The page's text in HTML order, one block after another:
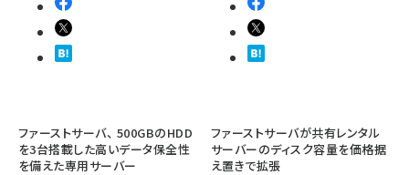
ファーストサーバ、 500GBのHDD
を3台搭載した高いデータ保全性
を備えた専用サーバー
ファーストサーバが共有レンタル
サーバーのディスク容量を価格据
え置きで拡張